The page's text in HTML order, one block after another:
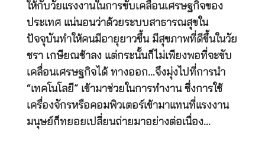
ให้กับวัยแรงงานในการขับเคลื่อนเศรษฐกิจของ
ประเทศ แน่นอนว่าด้วยระบบสาธารณสุขใน
ปัจจุบันทำให้คนมีอายุยาวขึ้น มีสุขภาพที่ดีขึ้นในวัย
ชรา เกษียณช้าลง แต่กระนั้นก็ไม่เพียงพอที่จะขับ
เคลื่อนเศรษฐกิจได้ ทางออก…จึงมุ่งไปที่การนำ
“เทคโนโลยี” เข้ามาช่วยในการทำงาน ซึ่งการใช้
เครื่องจักรหรือคอมพิวเตอร์เข้ามาแทนที่แรงงาน
มนุษย์ก็ทยอยเปลี่ยนถ่ายมาอย่างต่อเนื่อง…